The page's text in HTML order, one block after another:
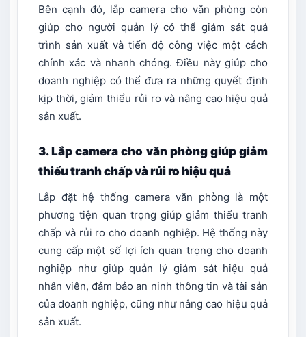
Bên cạnh đó, lắp camera cho văn phòng còn
giúp cho người quản lý có thể giám sát quá
trình sản xuất và tiến độ công việc một cách
chính xác và nhanh chóng. Điều này giúp cho
doanh nghiệp có thể đưa ra những quyết định
kịp thời, giảm thiểu rủi ro và nâng cao hiệu quả
sản xuất.
3. Lắp camera cho văn phòng giúp giảm
thiểu tranh chấp và rủi ro hiệu quả
Lắp đặt hệ thống camera văn phòng là một
phương tiện quan trọng giúp giảm thiểu tranh
chấp và rủi ro cho doanh nghiệp. Hệ thống này
cung cấp một số lợi ích quan trọng cho doanh
nghiệp như giúp quản lý giám sát hiệu quả
nhân viên, đảm bảo an ninh thông tin và tài sản
của doanh nghiệp, cũng như nâng cao hiệu quả
sản xuất.